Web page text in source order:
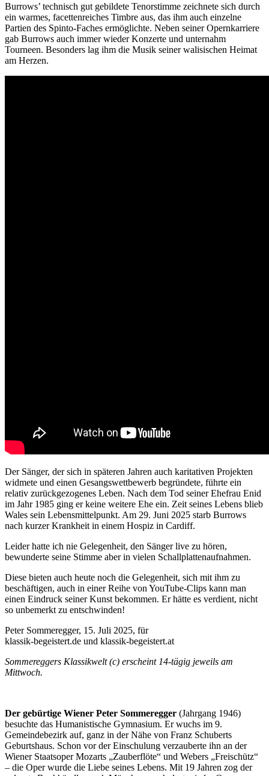
Burrows’ technisch gut gebildete Tenorstimme zeichnete sich durch
ein warmes, facettenreiches Timbre aus, das ihm auch einzelne
Partien des Spinto-Faches ermöglichte. Neben seiner Opernkarriere
gab Burrows auch immer wieder Konzerte und unternahm
Tourneen. Besonders lag ihm die Musik seiner walisischen Heimat
am Herzen.
Der Sänger, der sich in späteren Jahren auch karitativen Projekten
widmete und einen Gesangswettbewerb begründete, führte ein
relativ zurückgezogenes Leben. Nach dem Tod seiner Ehefrau Enid
im Jahr 1985 ging er keine weitere Ehe ein. Zeit seines Lebens blieb
Wales sein Lebensmittelpunkt. Am 29. Juni 2025 starb Burrows
nach kurzer Krankheit in einem Hospiz in Cardiff.
Leider hatte ich nie Gelegenheit, den Sänger live zu hören,
bewunderte seine Stimme aber in vielen Schallplattenaufnahmen.
Diese bieten auch heute noch die Gelegenheit, sich mit ihm zu
beschäftigen, auch in einer Reihe von YouTube-Clips kann man
einen Eindruck seiner Kunst bekommen. Er hätte es verdient, nicht
so unbemerkt zu entschwinden!
Peter Sommeregger, 15. Juli 2025, für
klassik-begeistert.de und klassik-begeistert.at
Sommereggers Klassikwelt (c) erscheint 14-tägig jeweils am
Mittwoch.
Der gebürtige Wiener Peter Sommeregger (Jahrgang 1946)
besuchte das Humanistische Gymnasium. Er wuchs im 9.
Gemeindebezirk auf, ganz in der Nähe von Franz Schuberts
Geburtshaus. Schon vor der Einschulung verzauberte ihn an der
Wiener Staatsoper Mozarts „Zauberflöte“ und Webers „Freischütz“
– die Oper wurde die Liebe seines Lebens. Mit 19 Jahren zog der